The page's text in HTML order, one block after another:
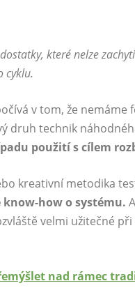
které nelze
cyklu.
v tom, že nemáme
druh technik
použití s ​​cílem
kreativní metodika
how o systému.
velmi užitečné
nad rámec